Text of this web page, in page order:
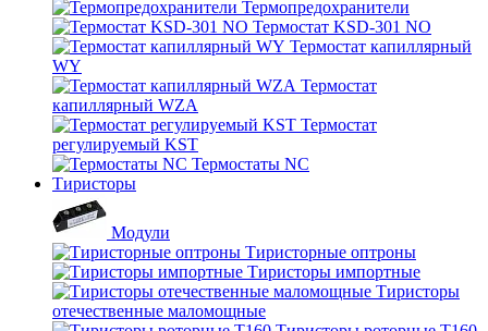
Термопредохранители
Термостат KSD-301 NO
Термостат капиллярный
WY
Термостат
капиллярный WZA
Термостат
регулируемый KST
Термостаты NC
Тиристоры
Модули
Тиристорные оптроны
Тиристоры импортные
Тиристоры
отечественные маломощные